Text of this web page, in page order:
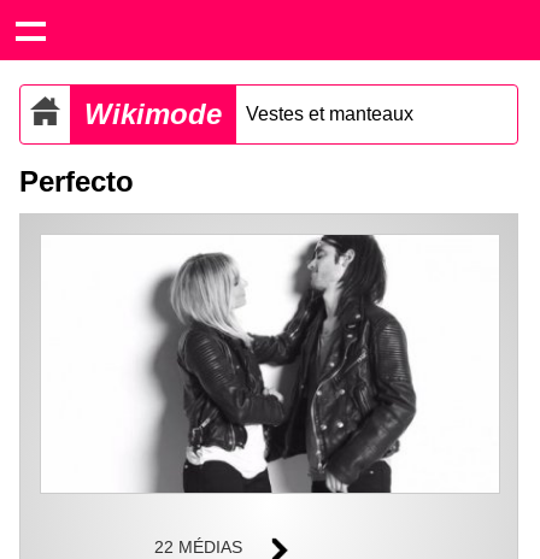
Wikimode Vestes et manteaux
Perfecto
22 MÉDIAS